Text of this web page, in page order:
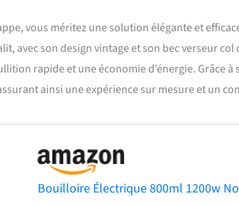
vous méritez une solution élégante et
avec son design vintage et son bec verseur col
rapide et une économie d’énergie. Grâce
ainsi une expérience sur mesure et un
Bouilloire Électrique 800ml 1200w